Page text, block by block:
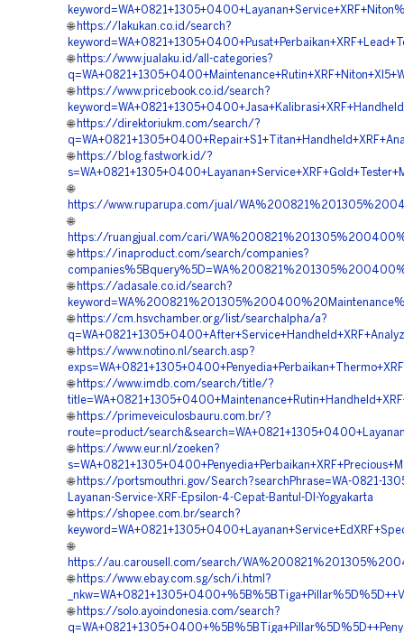
🌐 https://lakukan.co.id/search?
🌐 https://www.jualaku.id/all-categories?
🌐 https://www.pricebook.co.id/search?
🌐 https://direktoriukm.com/search/?
🌐 https://blog.fastwork.id/?
🌐
https://www.ruparupa.com/jual/
🌐
https://ruangjual.com/cari/
🌐 https://inaproduct.com/search/companies?
🌐 https://adasale.co.id/search?
🌐 https://cm.hsvchamber.org/list/searchalpha/a?
🌐 https://www.notino.nl/search.asp?
🌐 https://www.imdb.com/search/title/?
🌐 https://primeveiculosbauru.com.br/?
route=product/
🌐 https://www.eur.nl/zoeken?
🌐 https://portsmouthri.gov/Search?searchPhrase=WA-0821-
Layanan-Service-XRF-Epsilon-4-Cepat-Bantul-DI-Yogyakarta
🌐 https://shopee.com.br/search?
🌐
https://au.carousell.com/search/
🌐 https://www.ebay.com.sg/sch/i.html?
🌐 https://solo.ayoindonesia.com/search?